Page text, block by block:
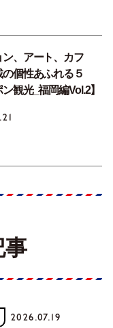
、アート、カフ
個性あふれる５
観光_福岡編Vol.2】
事
2026.07.19